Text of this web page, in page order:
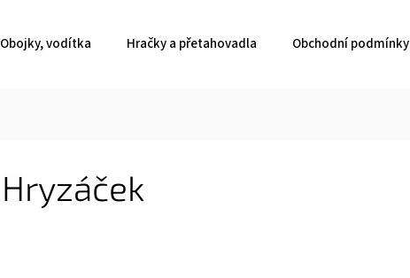
Obojky, vodítka Hračky a přetahovadla Obchodní podmínky
Hryzáček